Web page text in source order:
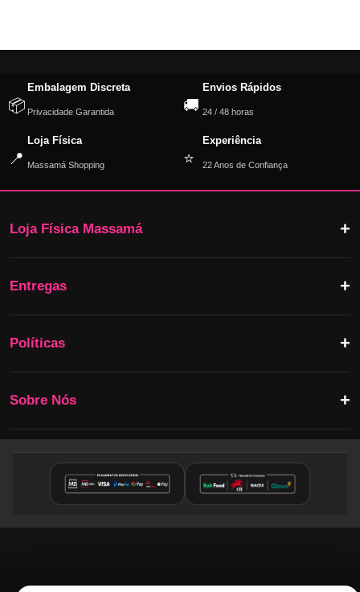
📦
Embalagem Discreta
Privacidade Garantida 🚚
Envios Rápidos
24 / 48 horas
📍
Loja Física
Massamá Shopping ⭐
Experiência
22 Anos de Confiança
Loja Física Massamá
Entregas
Políticas
Sobre Nós